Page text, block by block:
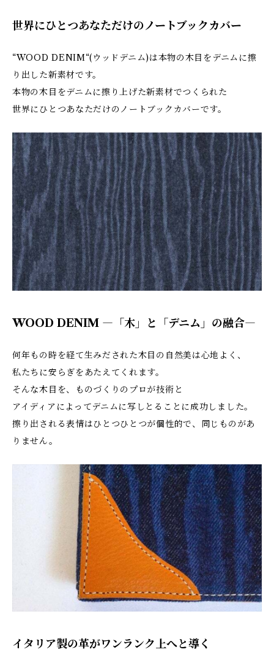
世界にひとつあなただけのノートブックカバー
“WOOD DENIM“(ウッドデニム)は本物の木目をデニムに擦
り出した新素材です。
本物の木目をデニムに擦り上げた新素材でつくられた
世界にひとつあなただけのノートブックカバーです。
WOOD DENIM ―「木」と「デニム」の融合―
何年もの時を経て生みだされた木目の自然美は心地よく、
私たちに安らぎをあたえてくれます。
そんな木目を、ものづくりのプロが技術と
アイディアによってデニムに写しとることに成功しました。
擦り出される表情はひとつひとつが個性的で、同じものがあ
りません。
イタリア製の革がワンランク上へと導く